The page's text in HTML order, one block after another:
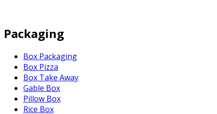
Packaging
Box Packaging
Box Pizza
Box Take Away
Gable Box
Pillow Box
Rice Box